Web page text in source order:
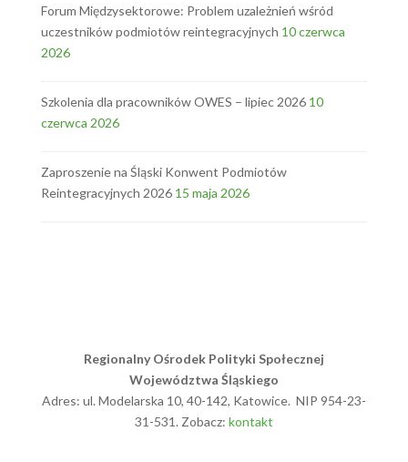
Forum Międzysektorowe: Problem uzależnień wśród
uczestników podmiotów reintegracyjnych 10 czerwca
2026
Szkolenia dla pracowników OWES – lipiec 2026 10
czerwca 2026
Zaproszenie na Śląski Konwent Podmiotów
Reintegracyjnych 2026 15 maja 2026
Regionalny Ośrodek Polityki Społecznej
Województwa Śląskiego
Adres: ul. Modelarska 10, 40-142, Katowice. NIP 954-23-
31-531. Zobacz: kontakt